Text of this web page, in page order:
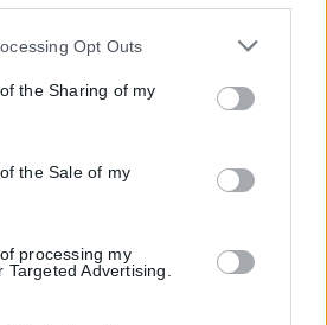
app uses one or more Google
or usage behaviour. You may
to Google and its third-party
below specified purposes in below
Opt Outs
the Sharing of my
the Sale of my
processing my
Advertising.